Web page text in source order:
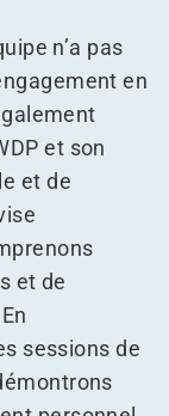
n’a pas
en
et son
et de
et de
sessions de